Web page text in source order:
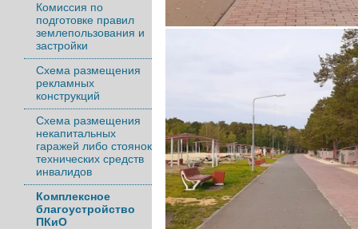
Комиссия по
подготовке правил
землепользования и
застройки
Схема размещения
рекламных
конструкций
Схема размещения
некапитальных
гаражей либо стоянок
технических средств
инвалидов
Комплексное
благоустройство
ПКиО